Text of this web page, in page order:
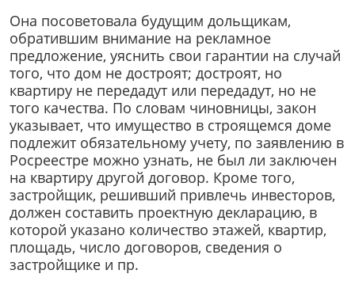
Она посоветовала будущим дольщикам,
обратившим внимание на рекламное
предложение, уяснить свои гарантии на случай
того, что дом не достроят; достроят, но
квартиру не передадут или передадут, но не
того качества. По словам чиновницы, закон
указывает, что имущество в строящемся доме
подлежит обязательному учету, по заявлению в
Росреестре можно узнать, не был ли заключен
на квартиру другой договор. Кроме того,
застройщик, решивший привлечь инвесторов,
должен составить проектную декларацию, в
которой указано количество этажей, квартир,
площадь, число договоров, сведения о
застройщике и пр.